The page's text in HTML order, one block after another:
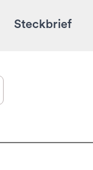
Steckbrief